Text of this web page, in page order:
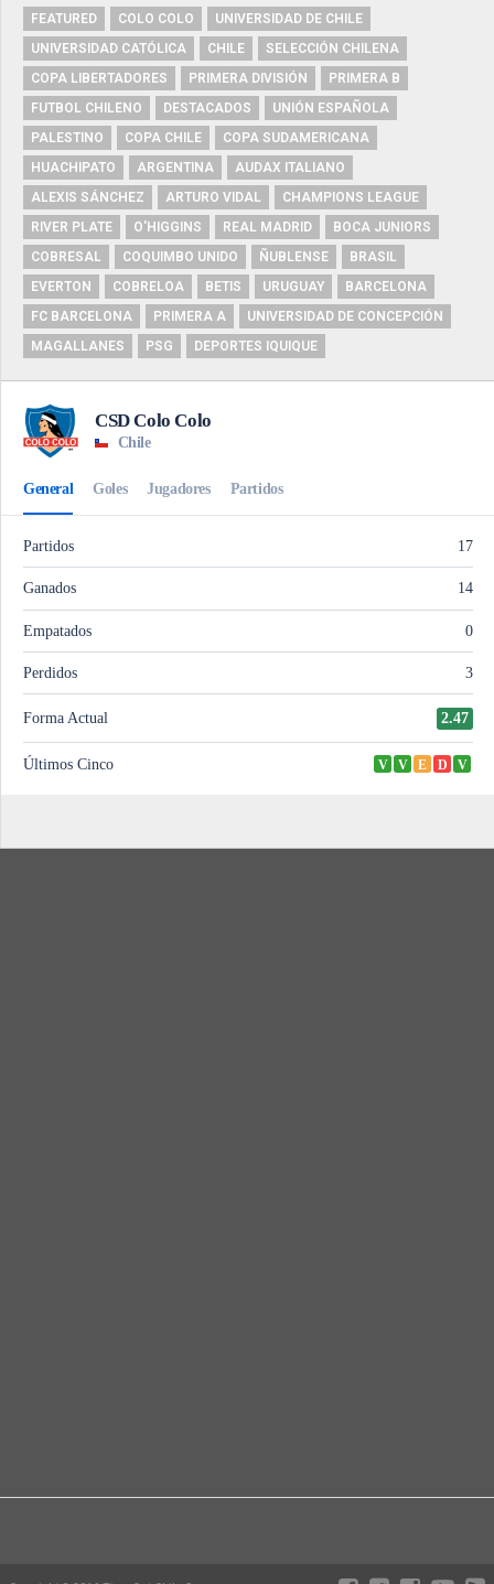
FEATURED COLO COLO
UNIVERSIDAD DE CHILE
UNIVERSIDAD CATÓLICA
CHILE
SELECCIÓN CHILENA
COPA LIBERTADORES
PRIMERA DIVISIÓN
PRIMERA B
FUTBOL CHILENO
DESTACADOS
UNIÓN ESPAÑOLA
PALESTINO
COPA CHILE
COPA SUDAMERICANA
HUACHIPATO
ARGENTINA
AUDAX ITALIANO
ALEXIS SÁNCHEZ
ARTURO VIDAL
CHAMPIONS LEAGUE
RIVER PLATE
O'HIGGINS REAL MADRID
BOCA JUNIORS
COBRESAL
COQUIMBO UNIDO ÑUBLENSE
BRASIL
EVERTON
COBRELOA BETIS URUGUAY
BARCELONA
FC BARCELONA
PRIMERA A
UNIVERSIDAD DE CONCEPCIÓN
MAGALLANES
PSG DEPORTES IQUIQUE